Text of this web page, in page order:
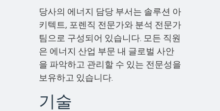
당사의 에너지 담당 부서는 솔루션 아
키텍트, 포렌직 전문가와 분석 전문가
팀으로 구성되어 있습니다. 모든 직원
은 에너지 산업 부문 내 글로벌 사안
을 파악하고 관리할 수 있는 전문성을
보유하고 있습니다.
기술